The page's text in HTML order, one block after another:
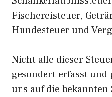
Fischereisteuer,
Hundesteuer und
Nicht alle dieser
gesondert erfasst und
uns auf die